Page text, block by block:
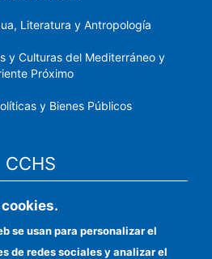
Literatura y Antropología
y Culturas del Mediterráneo y
Próximo
y Bienes Públicos
CCHS
CSIC
institucional
se usan para personalizar el
de redes sociales y analizar el